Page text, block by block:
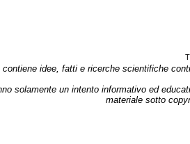
idee, fatti e ricerche scientifiche
solamente un intento informativo ed
materiale sotto